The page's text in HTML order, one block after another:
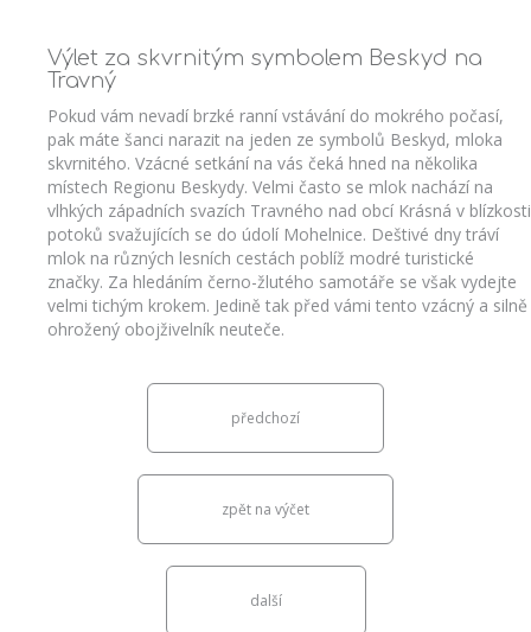
Výlet za skvrnitým symbolem Beskyd na
Travný
Pokud vám nevadí brzké ranní vstávání do mokrého počasí,
pak máte šanci narazit na jeden ze symbolů Beskyd, mloka
skvrnitého. Vzácné setkání na vás čeká hned na několika
místech Regionu Beskydy. Velmi často se mlok nachází na
vlhkých západních svazích Travného nad obcí Krásná v blízkosti
potoků svažujících se do údolí Mohelnice. Deštivé dny tráví
mlok na různých lesních cestách poblíž modré turistické
značky. Za hledáním černo-žlutého samotáře se však vydejte
velmi tichým krokem. Jedině tak před vámi tento vzácný a silně
ohrožený obojživelník neuteče.
předchozí
zpět na výčet
další